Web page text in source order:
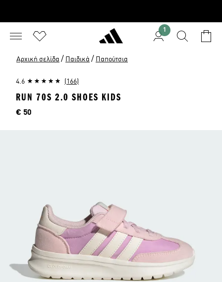
1
Αρχική σελίδα / Παιδικά / Παπούτσια
4.6 (166)
RUN 70S 2.0 SHOES KIDS
Τιμή
€ 50